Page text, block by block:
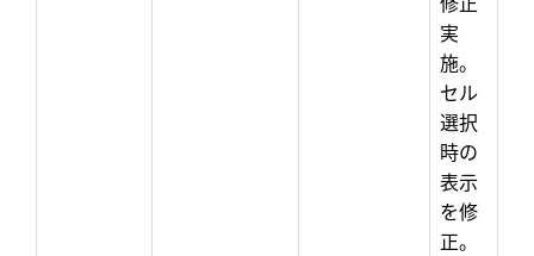
実
施。
セル
選択
時の
表示
を修
正。